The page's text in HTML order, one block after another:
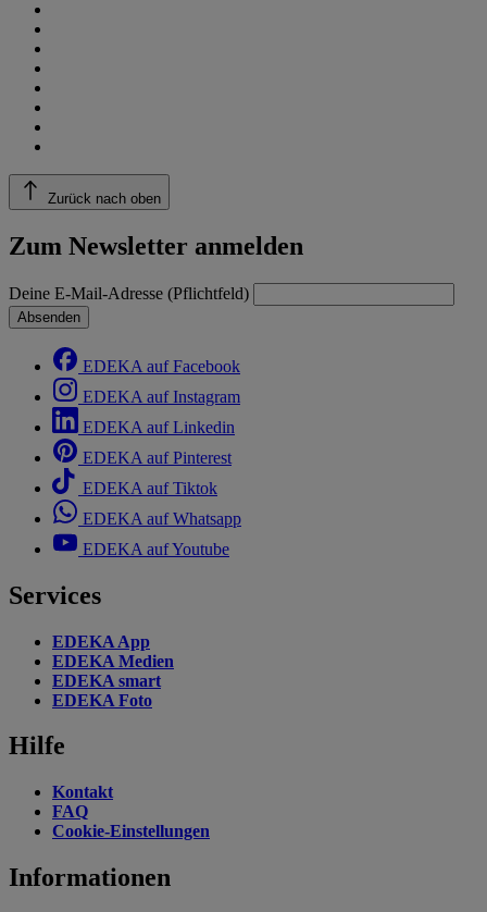
Zurück nach oben
Zum Newsletter anmelden
Deine E-Mail-Adresse (Pflichtfeld)
Absenden
EDEKA auf Facebook
EDEKA auf Instagram
EDEKA auf Linkedin
EDEKA auf Pinterest
EDEKA auf Tiktok
EDEKA auf Whatsapp
EDEKA auf Youtube
Services
EDEKA App
EDEKA Medien
EDEKA smart
EDEKA Foto
Hilfe
Kontakt
FAQ
Cookie-Einstellungen
Informationen